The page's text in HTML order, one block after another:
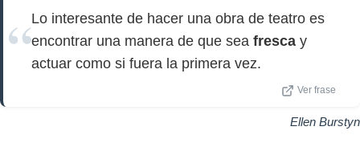
Lo interesante de hacer una obra de teatro es
encontrar una manera de que sea fresca y
actuar como si fuera la primera vez.
Ver frase
Ellen Burstyn